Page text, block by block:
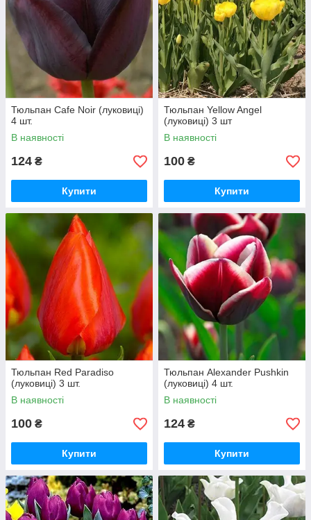
Тюльпан Cafe Noir (луковиці)
4 шт.
В наявності
124 ₴
Купити
Тюльпан Yellow Angel
(луковиці) 3 шт
В наявності
100 ₴
Купити
Тюльпан Red Paradiso
(луковиці) 3 шт.
В наявності
100 ₴
Купити
Тюльпан Alexander Pushkin
(луковиці) 4 шт.
В наявності
124 ₴
Купити